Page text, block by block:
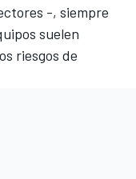
-, siempre
suelen
riesgos de